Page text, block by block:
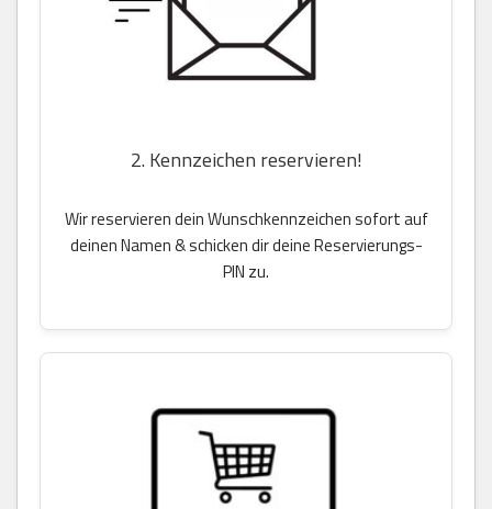
2. Kennzeichen reservieren!
Wir reservieren dein Wunschkennzeichen sofort auf
deinen Namen & schicken dir deine Reservierungs-
PIN zu.